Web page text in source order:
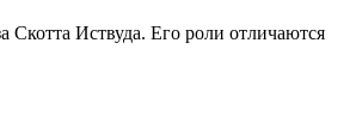
Скотта Иствуда. Его роли отличаются